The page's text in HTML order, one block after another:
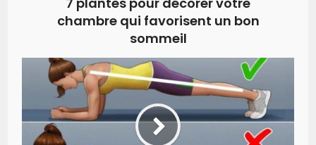
chambre qui favorisent un bon
sommeil